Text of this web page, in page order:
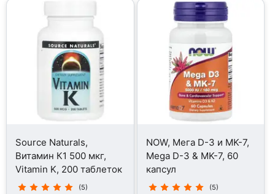
Source Naturals,
Витамин К1 500 мкг,
Vitamin K, 200 таблеток
(5)
NOW, Мега D-3 и MK-7,
Mega D-3 & MK-7, 60
капсул
(5)